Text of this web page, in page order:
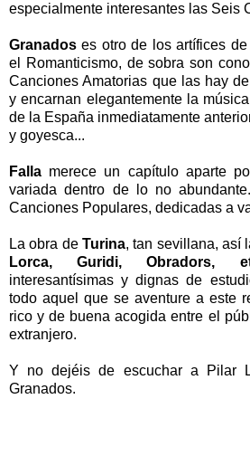
especialmente interesantes las Seis
Granadoses otro de los artífices
el Romanticismo, de sobra son
Canciones Amatorias que las hay
y encarnan elegantemente la
de la España inmediatamente
y goyesca...
Falla merece un capítulo aparte
variada dentro de lo no
Canciones Populares, dedicadas a
La obra de Turina, tan sevillana, así
Lorca, Guridi, Obradors,
interesantísimas y dignas de
todo aquel que se aventure a este
rico y de buena acogida entre el
extranjero.
Y no dejéis de escuchar a Pilar
Granados.